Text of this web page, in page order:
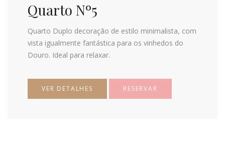
Quarto Nº5
Quarto Duplo decoração de estilo minimalista, com
vista igualmente fantástica para os vinhedos do
Douro. Ideal para relaxar.
VER DETALHES RESERVAR